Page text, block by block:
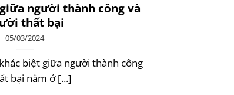
người thành công và
thất bại
05/03/2024
biệt giữa người thành công
bại nằm ở [...]